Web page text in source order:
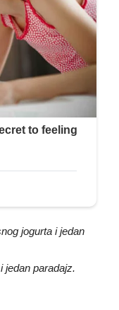
jogurta i jedan
jedan paradajz.